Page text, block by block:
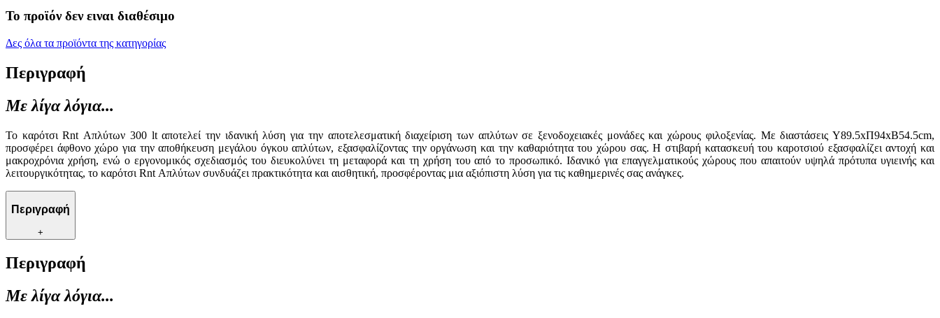
Το προϊόν δεν ειναι διαθέσιμο
Δες όλα τα προϊόντα της κατηγορίας
Περιγραφή
Με λίγα λόγια...
Το καρότσι Rnt Απλύτων 300 lt αποτελεί την ιδανική λύση για την αποτελεσματική διαχείριση των απλύτων σε ξενοδοχειακές μονάδες και χώρους φιλοξενίας. Με διαστάσεις Υ89.5xΠ94xΒ54.5cm,
προσφέρει άφθονο χώρο για την αποθήκευση μεγάλου όγκου απλύτων, εξασφαλίζοντας την οργάνωση και την καθαριότητα του χώρου σας. Η στιβαρή κατασκευή του καροτσιού εξασφαλίζει αντοχή και
μακροχρόνια χρήση, ενώ ο εργονομικός σχεδιασμός του διευκολύνει τη μεταφορά και τη χρήση του από το προσωπικό. Ιδανικό για επαγγελματικούς χώρους που απαιτούν υψηλά πρότυπα υγιεινής και
λειτουργικότητας, το καρότσι Rnt Απλύτων συνδυάζει πρακτικότητα και αισθητική, προσφέροντας μια αξιόπιστη λύση για τις καθημερινές σας ανάγκες.
Περιγραφή
+
Περιγραφή
Με λίγα λόγια...